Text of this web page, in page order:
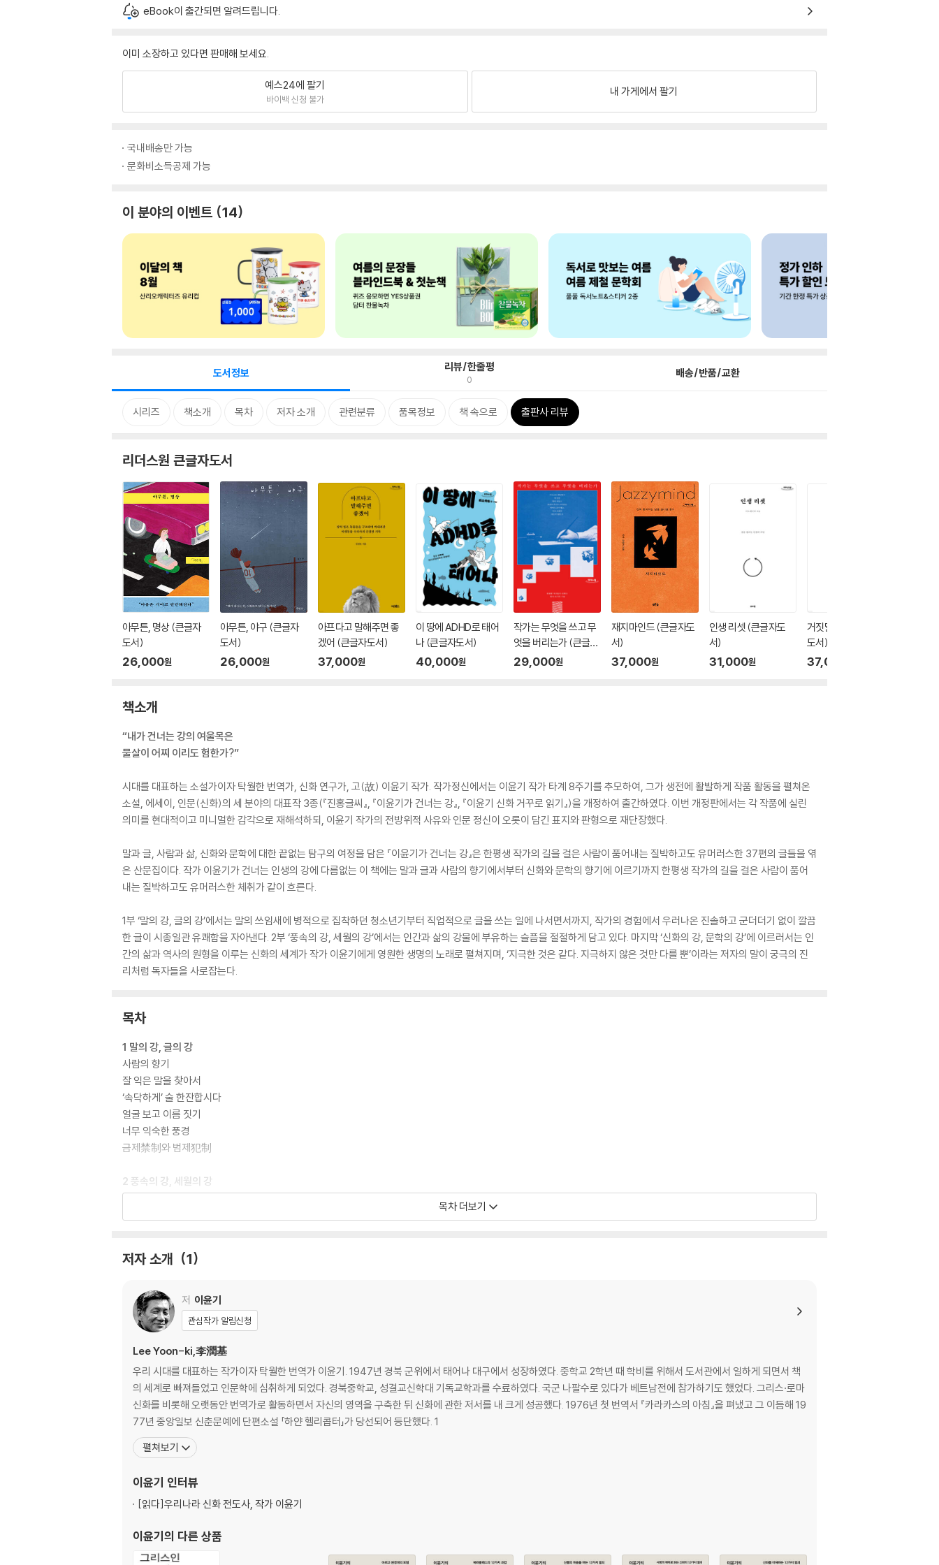
eBook이 출간되면 알려드립니다.
이미 소장하고 있다면 판매해 보세요.
예스24에 팔기
바이백 신청 불가
내 가게에서 팔기
국내배송만 가능
문화비소득공제 가능
이 분야의 이벤트 14
도서정보 리뷰/한줄평
0 배송/반품/교환
시리즈 책소개 목차 저자 소개 관련분류 품목정보 책 속으로 출판사 리뷰
리더스원 큰글자도서
아무튼, 명상 (큰글자
도서)
26,000원
아무튼, 야구 (큰글자
도서)
26,000원
아프다고 말해주면 좋
겠어 (큰글자도서)
37,000원
이 땅에 ADHD로 태어
나 (큰글자도서)
40,000원
작가는 무엇을 쓰고 무
엇을 버리는가 (큰글자
도서)
29,000원
재지마인드 (큰글자도
서)
37,000원
인생 리셋 (큰글자도
서)
31,000원
거짓말 구분법 (큰글자
도서)
37,000
책소개
“내가 건너는 강의 여울목은
물살이 어찌 이리도 험한가?”
시대를 대표하는 소설가이자 탁월한 번역가, 신화 연구가, 고(故) 이윤기 작가. 작가정신에서는 이윤기 작가 타계 8주기를 추모하여, 그가 생전에 활발하게 작품 활동을 펼쳐온
소설, 에세이, 인문(신화)의 세 분야의 대표작 3종(『진홍글씨』, 『이윤기가 건너는 강』, 『이윤기 신화 거꾸로 읽기』)을 개정하여 출간하였다. 이번 개정판에서는 각 작품에 실린
의미를 현대적이고 미니멀한 감각으로 재해석하되, 이윤기 작가의 전방위적 사유와 인문 정신이 오롯이 담긴 표지와 판형으로 재단장했다.
말과 글, 사람과 삶, 신화와 문학에 대한 끝없는 탐구의 여정을 담은 『이윤기가 건너는 강』은 한평생 작가의 길을 걸은 사람이 품어내는 질박하고도 유머러스한 37편의 글들을 엮
은 산문집이다. 작가 이윤기가 건너는 인생의 강에 다름없는 이 책에는 말과 글과 사람의 향기에서부터 신화와 문학의 향기에 이르기까지 한평생 작가의 길을 걸은 사람이 품어
내는 질박하고도 유머러스한 체취가 같이 흐른다.
1부 ‘말의 강, 글의 강’에서는 말의 쓰임새에 병적으로 집착하던 청소년기부터 직업적으로 글을 쓰는 일에 나서면서까지, 작가의 경험에서 우러나온 진솔하고 군더더기 없이 깔끔
한 글이 시종일관 유쾌함을 자아낸다. 2부 ‘풍속의 강, 세월의 강’에서는 인간과 삶의 강물에 부유하는 슬픔을 절절하게 담고 있다. 마지막 ‘신화의 강, 문학의 강’에 이르러서는 인
간의 삶과 역사의 원형을 이루는 신화의 세계가 작가 이윤기에게 영원한 생명의 노래로 펼쳐지며, ‘지극한 것은 같다. 지극하지 않은 것만 다를 뿐’이라는 저자의 말이 궁극의 진
리처럼 독자들을 사로잡는다.
목차
1 말의 강, 글의 강
사람의 향기
잘 익은 말을 찾아서
‘속닥하게’ 술 한잔합시다
얼굴 보고 이름 짓기
너무 익숙한 풍경
금제禁制와 범제犯制
2 풍속의 강, 세월의 강
뚬벙이 이야기
나의 기도가 이루어지면
손가락의 인류학
선생님, 선생님, 우리 선생님
패자부활, 혹은 ‘불량 인간’의 ‘위대한 탄생’
아내의 자리
여성 시대에 대한 예감
무엇을 좇다가 전과자가 되었는데?
소리의 목적은 침묵이지요
나는 눈물을 믿는다
내가 어디에서 와서 어디로 가는가 하면
꿈에 본 신발 로터리에서
굳은살 이야기
3 신화의 강, 문학의 강
화살이 과녁에 맞지 않으면
목차 더보기
저자 소개 1
저 이윤기
관심작가 알림신청
Lee Yoon-ki,李潤基
우리 시대를 대표하는 작가이자 탁월한 번역가 이윤기. 1947년 경북 군위에서 태어나 대구에서 성장하였다. 중학교 2학년 때 학비를 위해서 도서관에서 일하게 되면서 책
의 세계로 빠져들었고 인문학에 심취하게 되었다. 경북중학교, 성결교신학대 기독교학과를 수료하였다. 국군 나팔수로 있다가 베트남전에 참가하기도 했었다. 그리스·로마
신화를 비롯해 오랫동안 번역가로 활동하면서 자신의 영역을 구축한 뒤 신화에 관한 저서를 내 크게 성공했다. 1976년 첫 번역서 『카라카스의 아침』을 펴냈고 그 이듬해 19
77년 중앙일보 신춘문예에 단편소설 「하얀 헬리콥터」가 당선되어 등단했다. 1
펼쳐보기
이윤기 인터뷰
[읽다]우리나라 신화 전도사, 작가 이윤기
이윤기 의 다른 상품